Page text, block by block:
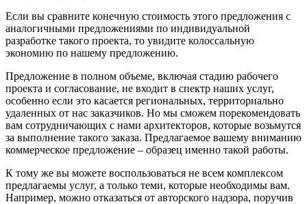
Если вы сравните конечную стоимость этого предложения с
аналогичными предложениями по индивидуальной
разработке такого проекта, то увидите колоссальную
экономию по нашему предложению.
Предложение в полном объеме, включая стадию рабочего
проекта и согласование, не входит в спектр наших услуг,
особенно если это касается региональных, территориально
удаленных от нас заказчиков. Но мы сможем порекомендовать
вам сотрудничающих с нами архитекторов, которые возьмутся
за выполнение такого заказа. Предлагаемое вашему вниманию
коммерческое предложение – образец именно такой работы.
К тому же вы можете воспользоваться не всем комплексом
предлагаемы услуг, а только теми, которые необходимы вам.
Например, можно отказаться от авторского надзора, поручив